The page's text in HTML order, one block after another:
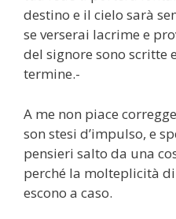
destino e il cielo sarà
se verserai lacrime e
del signore sono scritte
termine.-
A me non piace
son stesi d’impulso, e
pensieri salto da una
perché la molteplicità
escono a caso.